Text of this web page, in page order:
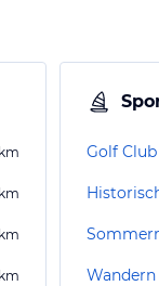
km
km
km
km
Golf